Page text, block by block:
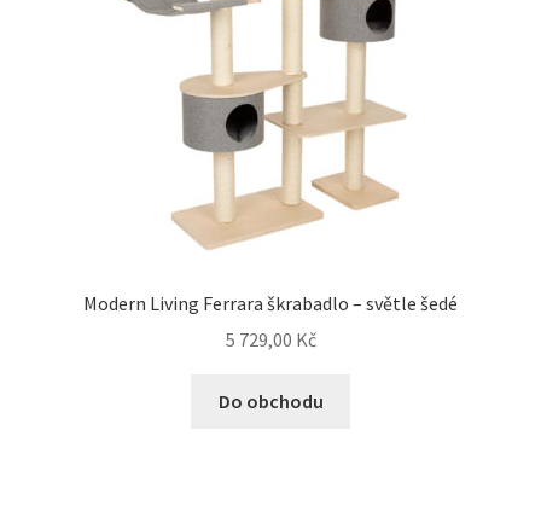
Modern Living Ferrara škrabadlo – světle šedé
5 729,00 Kč
Do obchodu